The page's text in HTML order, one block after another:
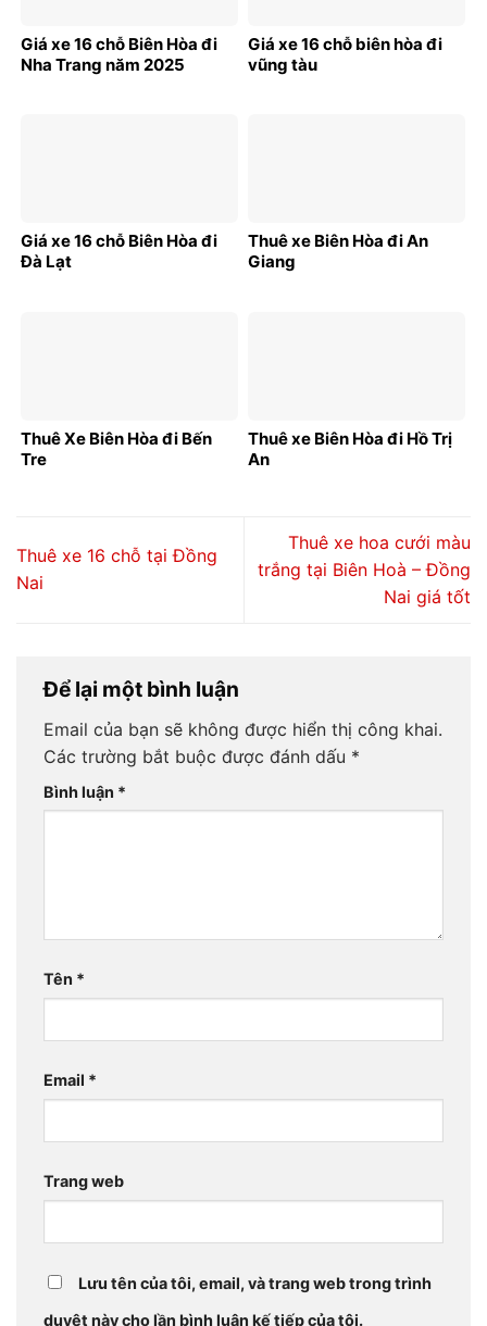
Giá xe 16 chỗ Biên Hòa đi
Nha Trang năm 2025
Giá xe 16 chỗ biên hòa đi
vũng tàu
Giá xe 16 chỗ Biên Hòa đi
Đà Lạt
Thuê xe Biên Hòa đi An
Giang
Thuê Xe Biên Hòa đi Bến
Tre
Thuê xe Biên Hòa đi Hồ Trị
An
Thuê xe 16 chỗ tại Đồng
Nai
Thuê xe hoa cưới màu
trắng tại Biên Hoà – Đồng
Nai giá tốt
Để lại một bình luận
Email của bạn sẽ không được hiển thị công khai.
Các trường bắt buộc được đánh dấu *
Bình luận *
Tên *
Email *
Trang web
Lưu tên của tôi, email, và trang web trong trình
duyệt này cho lần bình luận kế tiếp của tôi.